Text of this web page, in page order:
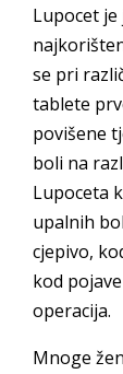
Lupocet
se pri
tablete
povišene
boli na
Lupoceta
upalnih
cjepivo,
kod
operacija.
Mnoge